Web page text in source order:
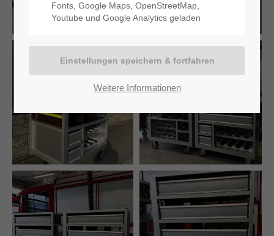
Fonts, Google Maps, OpenStreetMap,
Youtube und Google Analytics geladen
Weitere Informationen